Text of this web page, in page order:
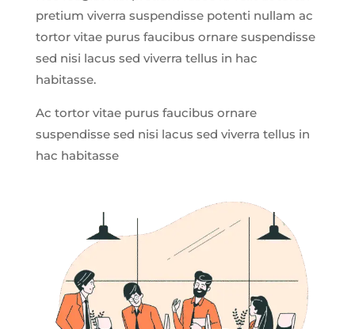
pretium viverra suspendisse potenti nullam ac
tortor vitae purus faucibus ornare suspendisse
sed nisi lacus sed viverra tellus in hac
habitasse.
Ac tortor vitae purus faucibus ornare
suspendisse sed nisi lacus sed viverra tellus in
hac habitasse